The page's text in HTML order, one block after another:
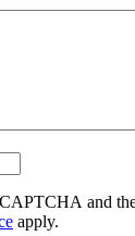
and
apply.